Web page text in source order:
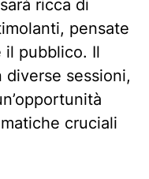
ricca di
pensate
il pubblico. Il
diverse sessioni,
cruciali